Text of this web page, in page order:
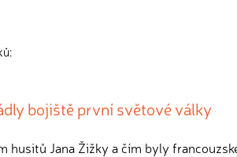
bojiště první světové války
husitů Jana Žižky a čím byly